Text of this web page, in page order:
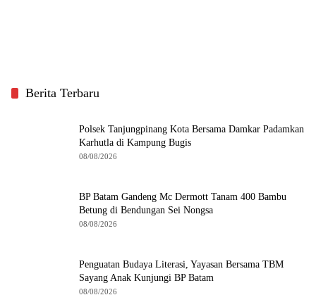
Berita Terbaru
Polsek Tanjungpinang Kota Bersama Damkar Padamkan
Karhutla di Kampung Bugis
08/08/2026
BP Batam Gandeng Mc Dermott Tanam 400 Bambu
Betung di Bendungan Sei Nongsa
08/08/2026
Penguatan Budaya Literasi, Yayasan Bersama TBM
Sayang Anak Kunjungi BP Batam
08/08/2026